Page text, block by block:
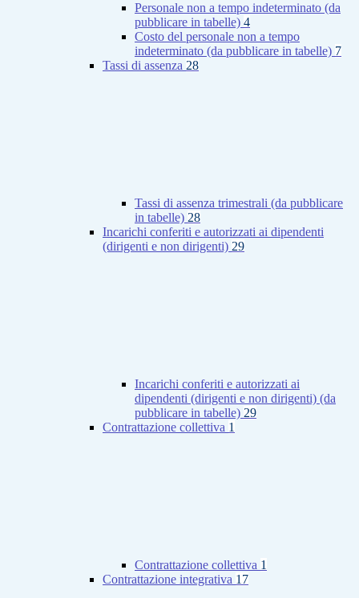
Personale non a tempo indeterminato (da
pubblicare in tabelle) 4
Costo del personale non a tempo
indeterminato (da pubblicare in tabelle) 7
Tassi di assenza 28
Tassi di assenza trimestrali (da pubblicare
in tabelle) 28
Incarichi conferiti e autorizzati ai dipendenti
(dirigenti e non dirigenti) 29
Incarichi conferiti e autorizzati ai
dipendenti (dirigenti e non dirigenti) (da
pubblicare in tabelle) 29
Contrattazione collettiva 1
Contrattazione collettiva 1
Contrattazione integrativa 17